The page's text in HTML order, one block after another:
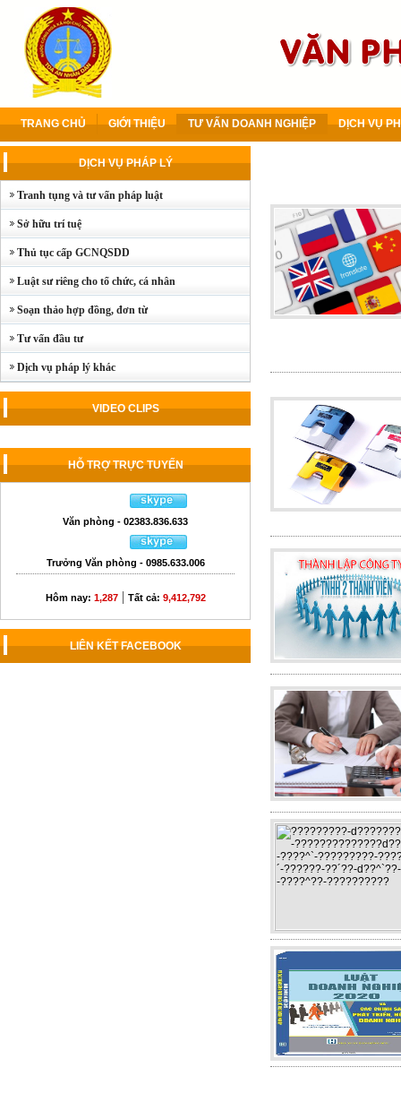
TRANG CHỦ GIỚI THIỆU TƯ VẤN DOANH NGHIỆP DỊCH VỤ
DỊCH VỤ PHÁP LÝ
Tranh tụng và tư vấn pháp luật
Sở hữu trí tuệ
Thủ tục cấp GCNQSDD
Luật sư riêng cho tổ chức, cá nhân
Soạn thảo hợp đồng, đơn từ
Tư vấn đầu tư
Dịch vụ pháp lý khác
VIDEO CLIPS
HỖ TRỢ TRỰC TUYẾN
Văn phòng - 02383.836.633
Trưởng Văn phòng - 0985.633.006
Hôm nay: 1,287| Tất cả: 9,412,792
LIÊN KẾT FACEBOOK